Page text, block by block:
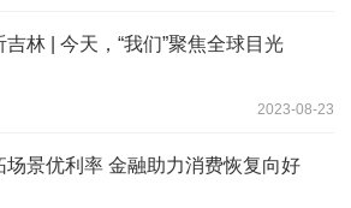
吉林 | 今天，“我们”聚焦全球目光
2023-08-23
场景优利率 金融助力消费恢复向好